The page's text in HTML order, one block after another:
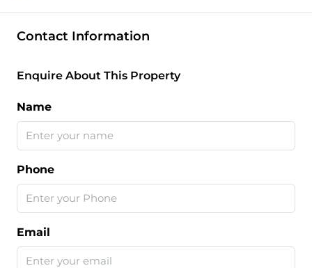
Contact Information
Enquire About This Property
Name
Phone
Email